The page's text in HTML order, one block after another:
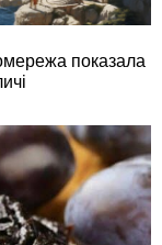
показала